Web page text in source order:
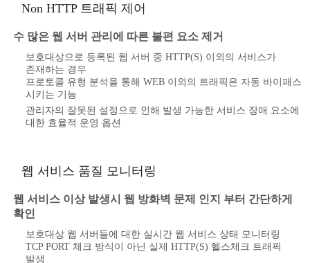
Non HTTP 트래픽 제어
수 많은 웹 서버 관리에 따른 불편 요소 제거
보호대상으로 등록된 웹 서버 중 HTTP(S) 이외의 서비스가
존재하는 경우
프로토콜 유형 분석을 통해 WEB 이외의 트래픽은 자동 바이패스
시키는 기능
관리자의 잘못된 설정으로 인해 발생 가능한 서비스 장애 요소에
대한 효율적 운영 옵션
웹 서비스 품질 모니터링
웹 서비스 이상 발생시 웹 방화벽 문제 인지 부터 간단하게
확인
보호대상 웹 서버들에 대한 실시간 웹 서비스 상태 모니터링
TCP PORT 체크 방식이 아닌 실제 HTTP(S) 헬스체크 트래픽
발생